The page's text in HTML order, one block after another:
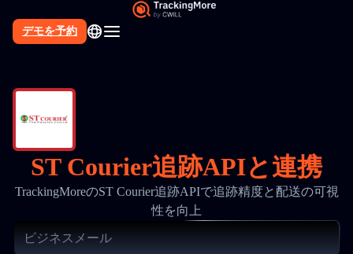
デモを予約
ST Courier追跡APIと連携
TrackingMoreのST Courier追跡APIで追跡精度と配送の可視
性を向上